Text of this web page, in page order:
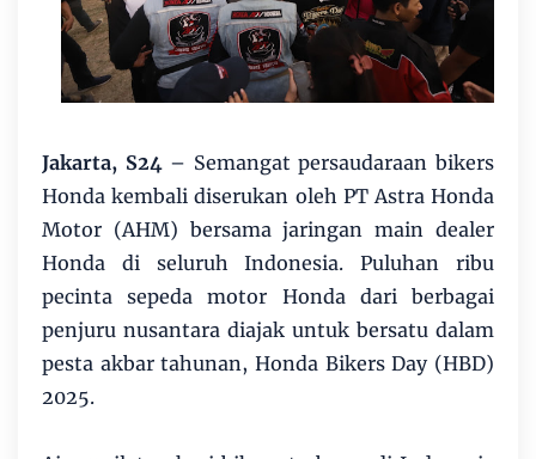
Jakarta, S24– Semangat persaudaraan bikers
Honda kembali diserukan oleh PT Astra Honda
Motor (AHM) bersama jaringan main dealer
Honda di seluruh Indonesia. Puluhan ribu
pecinta sepeda motor Honda dari berbagai
penjuru nusantara diajak untuk bersatu dalam
pesta akbar tahunan, Honda Bikers Day (HBD)
2025.